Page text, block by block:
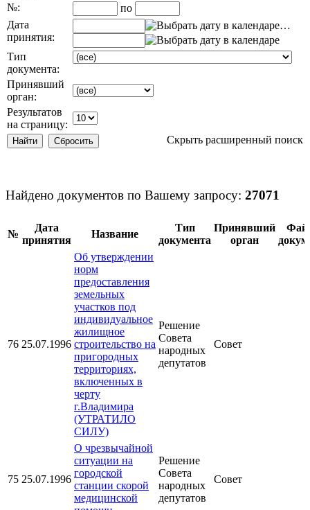
№:
по
Дата
принятия:
…
Тип
документа:
Принявший
орган:
Результатов
на страницу:
Скрыть расширенный поиск
Найдено документов по Вашему запросу: 27071
№
Дата
принятия
Название
Тип
документа
Принявший
орган
76 25.07.1996
Об утверждении
норм
предоставления
земельных
участков под
индивидуальное
жилищное
строительство на
пригородных
территориях,
включенных в
черту
г.Владимира
(УТРАТИЛО
СИЛУ)
Решение
Совета
народных
депутатов
Совет
75 25.07.1996
О чрезвычайной
ситуации на
городской
станции скорой
медицинской
Решение
Совета
народных
депутатов
Совет